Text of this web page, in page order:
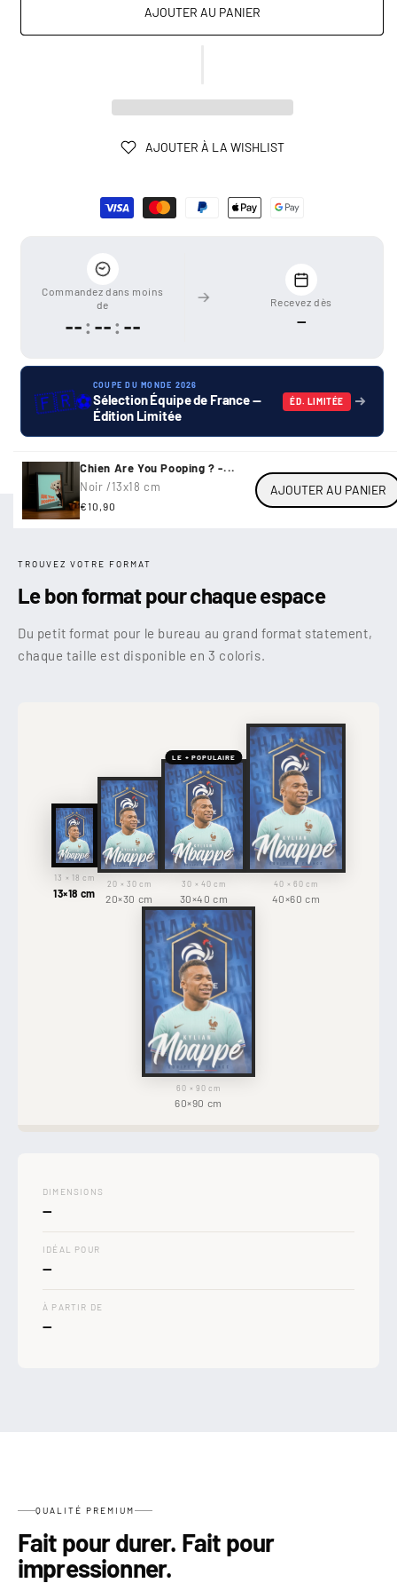
AJOUTER AU PANIER
AJOUTER À LA WISHLIST
Commandez dans moins
de
--: --: --
Recevez dès
—
🇫🇷⚽
COUPE DU MONDE 2026
Sélection Équipe de France —
Édition Limitée
ÉD. LIMITÉE
Chien Are You Pooping ? -...
Noir /13x18 cm
Prix
€10,90
AJOUTER AU PANIER
TROUVEZ VOTRE FORMAT
Le bon format pour chaque espace
Du petit format pour le bureau au grand format statement,
chaque taille est disponible en 3 coloris.
13 × 18 cm
13×18 cm
20 × 30 cm
20×30 cm
LE + POPULAIRE
30 × 40 cm
30×40 cm
40 × 60 cm
40×60 cm
60 × 90 cm
60×90 cm
DIMENSIONS
—
IDÉAL POUR
—
À PARTIR DE
—
QUALITÉ PREMIUM
Fait pour durer. Fait pour
impressionner.